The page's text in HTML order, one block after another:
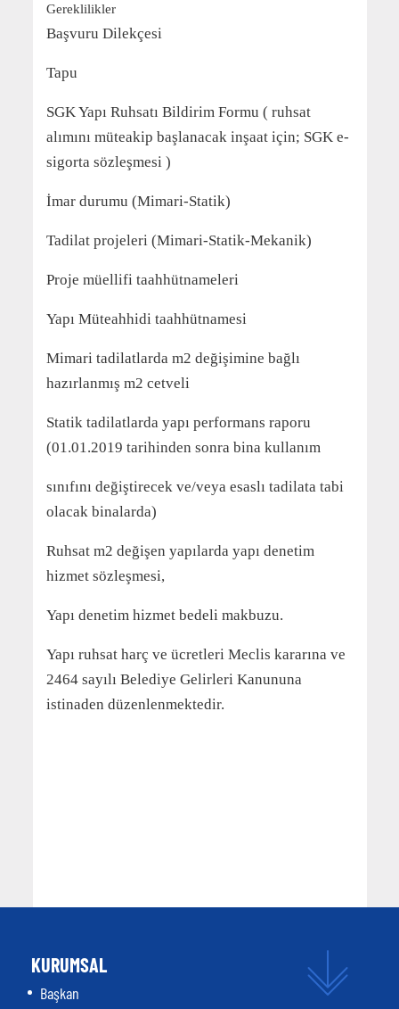
Gereklilikler
Başvuru Dilekçesi
Tapu
SGK Yapı Ruhsatı Bildirim Formu ( ruhsat
alımını müteakip başlanacak inşaat için; SGK e-
sigorta sözleşmesi )
İmar durumu (Mimari-Statik)
Tadilat projeleri (Mimari-Statik-Mekanik)
Proje müellifi taahhütnameleri
Yapı Müteahhidi taahhütnamesi
Mimari tadilatlarda m2 değişimine bağlı
hazırlanmış m2 cetveli
Statik tadilatlarda yapı performans raporu
(01.01.2019 tarihinden sonra bina kullanım
sınıfını değiştirecek ve/veya esaslı tadilata tabi
olacak binalarda)
Ruhsat m2 değişen yapılarda yapı denetim
hizmet sözleşmesi,
Yapı denetim hizmet bedeli makbuzu.
Yapı ruhsat harç ve ücretleri Meclis kararına ve
2464 sayılı Belediye Gelirleri Kanununa
istinaden düzenlenmektedir.
KURUMSAL
Başkan